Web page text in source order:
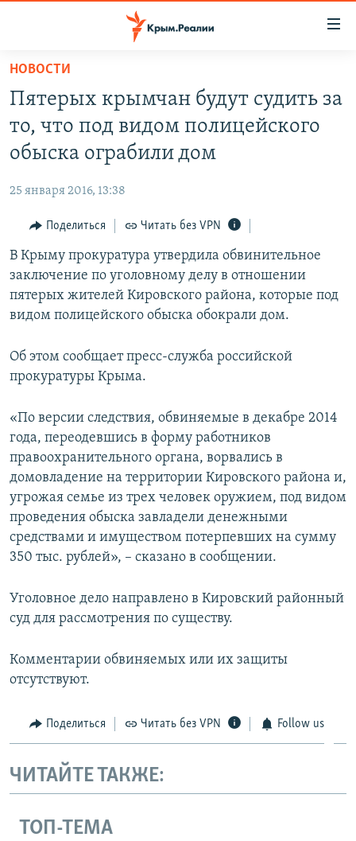
Вернуться
основному
содержанию
Вернутся
главной
навигации
Вернутся
поиску
СПЕЦПРОЕКТЫ
ГРУЗ 200
11 ЛЕТ ОККУПАЦИИ КРЫМА. 11 ИСТОРИЙ СОПРОТИВЛЕНИЯ
ВОДА
ЕЩЕ
ИНТЕРАКТИВ
ИНФОГРАФИКА
ТЕЛЕПРОЕКТ КРЫМ.РЕАЛИИ
СОВЕТЫ ПРАВОЗАЩИТНИКОВ
ПОБЕДИТЕЛЕЙ НЕ СУДЯТ?
ELIFBE
УКРАИНСКАЯ ПРОБЛЕМА КРЫМА
РАДІО СВОБОДА
КАК ОБОЙТИ БЛОКИРОВКУ
Українською
ПРИСОЕДИНЯЙТЕСЬ!
Все сайты RFE/RL
НОВОСТИ
Пятерых крымчан будут судить за
то, что под видом полицейского
обыска ограбили дом
25 января 2016, 13:38
Поделиться Читать без VPN
В Крыму прокуратура утвердила обвинительное
заключение по уголовному делу в отношении
пятерых жителей Кировского района, которые под
видом полицейского обыска обокрали дом.
Об этом сообщает пресс-служба российской
прокуратуры Крыма.
«По версии следствия, обвиняемые в декабре 2014
года, переодевшись в форму работников
правоохранительного органа, ворвались в
домовладение на территории Кировского района и,
угрожая семье из трех человек оружием, под видом
проведения обыска завладели денежными
средствами и имуществом потерпевших на сумму
350 тыс. рублей», – сказано в сообщении.
Уголовное дело направлено в Кировский районный
суд для рассмотрения по существу.
Комментарии обвиняемых или их защиты
отсутствуют.
Поделиться Читать без VPN Follow us
ЧИТАЙТЕ ТАКЖЕ:
ТОП-ТЕМА